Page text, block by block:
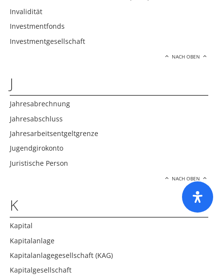
Invalidität
Investmentfonds
Investmentgesellschaft
NACH OBEN
J
Jahresabrechnung
Jahresabschluss
Jahresarbeitsentgeltgrenze
Jugendgirokonto
Juristische Person
NACH OBEN
K
Kapital
Kapitalanlage
Kapitalanlagegesellschaft (KAG)
Kapitalgesellschaft